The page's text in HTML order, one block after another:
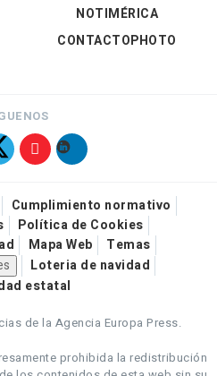
NOTIMÉRICA
CONTACTOPHOTO
Cumplimiento normativo
Política de Cookies
Mapa Web
Temas
Loteria de navidad
estatal
de la Agencia Europa Press.
prohibida la redistribución